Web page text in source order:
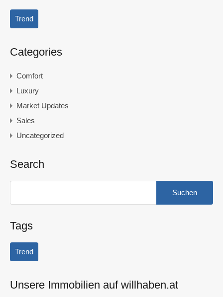
Trend
Categories
Comfort
Luxury
Market Updates
Sales
Uncategorized
Search
nach:
Tags
Trend
Unsere Immobilien auf willhaben.at